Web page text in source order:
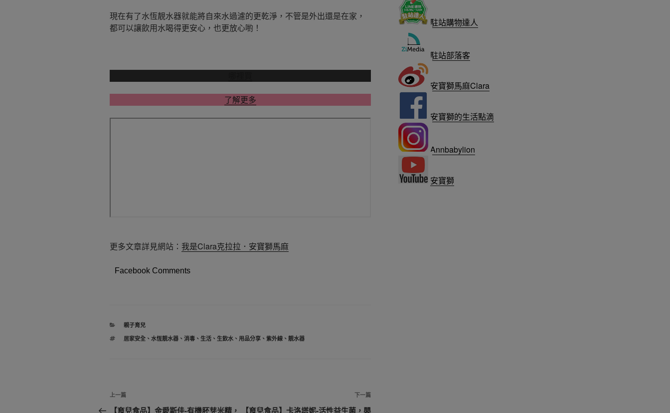
現在有了水恆靚水器就能將自來水過濾的更乾淨，不管是外出還是在家，
都可以讓飲用水喝得更安心，也更放心喲！
了解更多
更多文章詳見網站： 我是Clara克拉拉．安寶獅馬麻
Facebook Comments
分
親子育兒
標
居家安全、 水恆靚水器、 消毒、 生活、 生飲水、 用品分享、 紫外線、 靚水器
文
上
一
上一篇
【育兒食品】金愛斯佳-有機胚芽米精，
下
一
下一篇
【育兒食品】卡洛塔妮-活性益生菌，嬰
駐站購物達人
駐站部落客
安寶獅馬麻Clara
安寶獅的生活點滴
Annbabylion
安寶獅